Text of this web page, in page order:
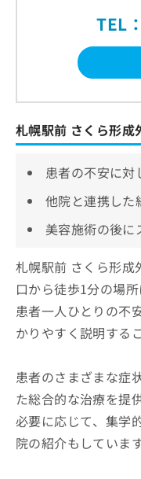
TEL：
札幌駅前 さくら形成
患者の不安に対
他院と連携した
美容施術の後に
札幌駅前 さくら形成
口から徒歩1分の場
患者一人ひとりの不
かりやすく説明する
患者のさまざまな症
た総合的な治療を提
必要に応じて、集学
院の紹介もしています